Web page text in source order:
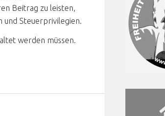
Beitrag zu leisten,
Steuerprivilegien.
werden müssen.